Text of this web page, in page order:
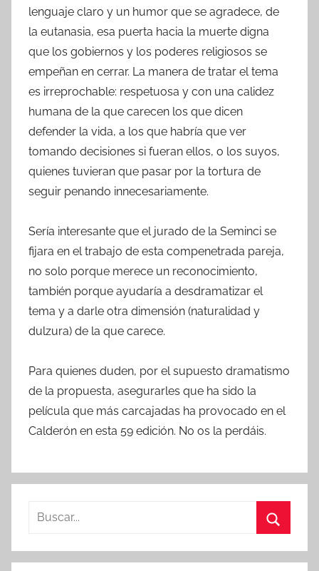
lenguaje claro y un humor que se agradece, de
la eutanasia, esa puerta hacia la muerte digna
que los gobiernos y los poderes religiosos se
empeñan en cerrar. La manera de tratar el tema
es irreprochable: respetuosa y con una calidez
humana de la que carecen los que dicen
defender la vida, a los que habría que ver
tomando decisiones si fueran ellos, o los suyos,
quienes tuvieran que pasar por la tortura de
seguir penando innecesariamente.
Sería interesante que el jurado de la Seminci se
fijara en el trabajo de esta compenetrada pareja,
no solo porque merece un reconocimiento,
también porque ayudaría a desdramatizar el
tema y a darle otra dimensión (naturalidad y
dulzura) de la que carece.
Para quienes duden, por el supuesto dramatismo
de la propuesta, asegurarles que ha sido la
película que más carcajadas ha provocado en el
Calderón en esta 59 edición. No os la perdáis.
s
u